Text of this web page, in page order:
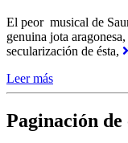
El peor musical de
genuina jota
secularización de ésta,
Leer más
Paginación de